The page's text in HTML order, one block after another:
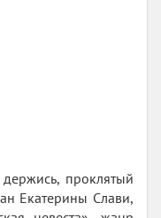
проклятый
Екатерины Слави,